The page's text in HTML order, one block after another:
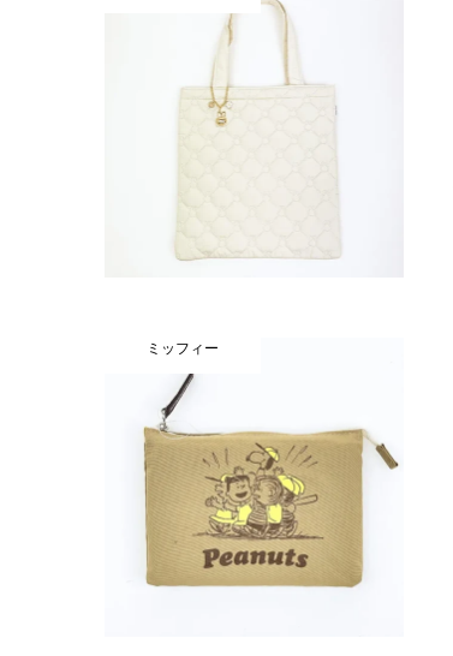
ミッフィー